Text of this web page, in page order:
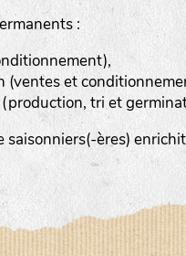
:
(ventes et
(production, tri et
saisonniers(-ères)
ou le BAIN DE
ATELIER PRATIQUE ET
d’autres activités
géobiologie…